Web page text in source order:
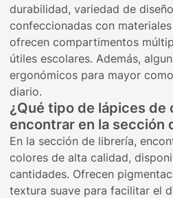
durabilidad, variedad de
confeccionadas con
ofrecen compartimentos
útiles escolares. Además,
ergonómicos para mayor
diario.
¿Qué tipo de lápices de
encontrar en la sección
En la sección de librería,
colores de alta calidad,
cantidades. Ofrecen
textura suave para facilitar el